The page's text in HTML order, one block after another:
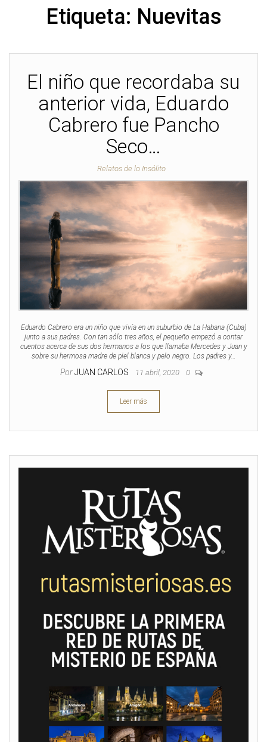
Etiqueta: Nuevitas
El niño que recordaba su
anterior vida, Eduardo
Cabrero fue Pancho
Seco…
Relatos de lo Insólito
Eduardo Cabrero era un niño que vivía en un suburbio de La Habana (Cuba)
junto a sus padres. Con tan sólo tres años, el pequeño empezó a contar
cuentos acerca de sus dos hermanos a los que llamaba Mercedes y Juan y
sobre su hermosa madre de piel blanca y pelo negro. Los padres y…
Por JUAN CARLOS 11 abril, 2020 0
Leer más